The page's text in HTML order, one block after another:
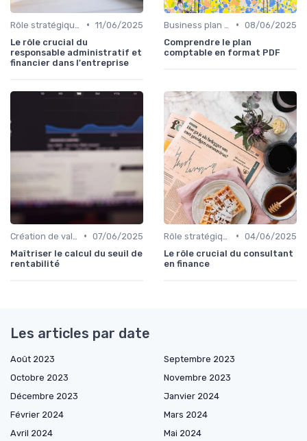
• 11/06/2025
Le rôle crucial du
responsable administratif et
financier dans l'entreprise
• 08/06/2025
Comprendre le plan
comptable en format PDF
• 07/06/2025
Maîtriser le calcul du seuil de
rentabilité
• 04/06/2025
Le rôle crucial du consultant
en finance
Les articles par date
Août 2023
Septembre 2023
Octobre 2023
Novembre 2023
Décembre 2023
Janvier 2024
Février 2024
Mars 2024
Avril 2024
Mai 2024